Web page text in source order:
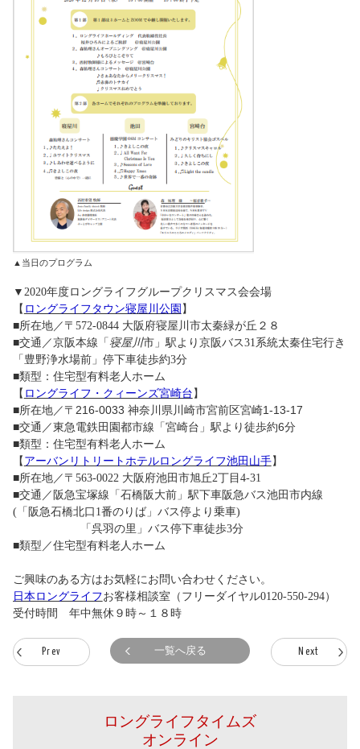
▲当日のプログラム
▼2020年度ロングライフグループクリスマス会会場
【 ロングライフタウン寝屋川公園 】
■所在地／〒572-0844 大阪府寝屋川市太秦緑が丘２８
■交通／京阪本線「 寝屋川市」駅より京阪バス31系統太秦住宅行き
「豊野浄水場前」停下車徒歩約3分
■類型：住宅型有料老人ホーム
【 ロングライフ・クィーンズ宮崎台】
■所在地／〒216-0033 神奈川県川崎市宮前区宮崎1-13-17
■交通／東急電鉄田園都市線「宮崎台」駅より徒歩約6分
■類型：住宅型有料老人ホーム
【 アーバンリトリートホテルロングライフ池田山手】
■所在地／〒563-0022 大阪府池田市旭丘2丁目4-31
■交通／阪急宝塚線「石橋阪大前」駅下車阪急バス池田市内線
(「阪急石橋北口1番のりば」バス停より乗車)
「呉羽の里」バス停下車徒歩3分
■類型／住宅型有料老人ホーム
ご興味のある方はお気軽にお問い合わせください。
日本ロングライフお客様相談室（フリーダイヤル0120-550-294）
受付時間 年中無休９時～１８時
Prev 一覧へ戻る Next
ロングライフタイムズ
オンライン